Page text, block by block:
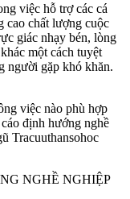
việc hỗ trợ các cá
cao chất lượng cuộc
giác nhạy bén, lòng
một cách tuyệt
người gặp khó khăn.
việc nào phù hợp
định hướng nghề
Tracuuthansohoc
NGHỀ NGHIỆP